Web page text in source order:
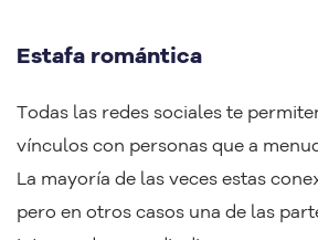
Estafa romántica
Todas las redes sociales te
vínculos con personas que a
La mayoría de las veces estas
pero en otros casos una de las